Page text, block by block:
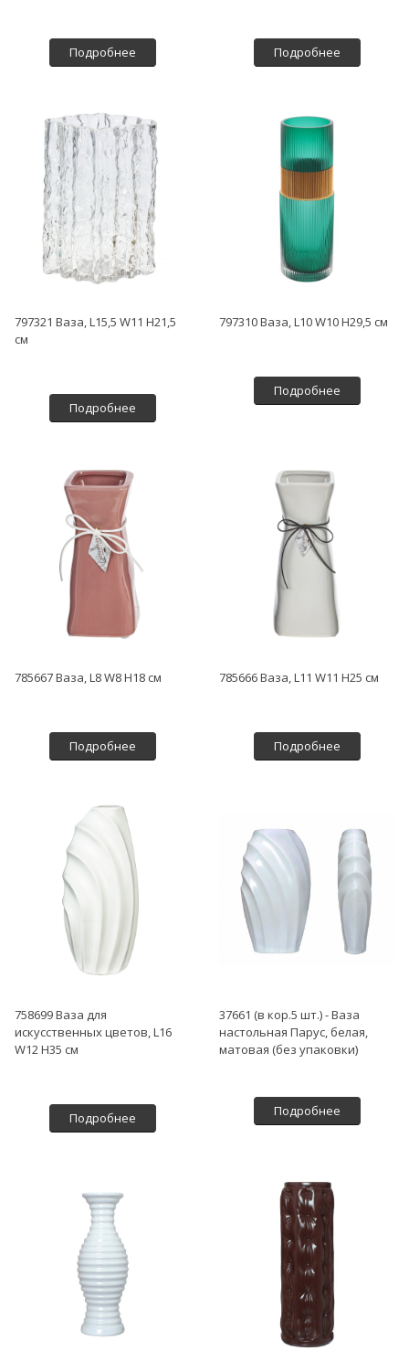
Подробнее Подробнее
797321 Ваза, L15,5 W11 H21,5
см
Подробнее
797310 Ваза, L10 W10 H29,5 см
Подробнее
785667 Ваза, L8 W8 H18 см
Подробнее
785666 Ваза, L11 W11 H25 см
Подробнее
758699 Ваза для
искусственных цветов, L16
W12 H35 см
Подробнее
37661 (в кор.5 шт.) - Ваза
настольная Парус, белая,
матовая (без упаковки)
Подробнее